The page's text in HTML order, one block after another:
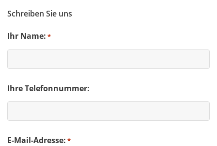
Schreiben Sie uns
Ihr Name: *
Ihre Telefonnummer:
E-Mail-Adresse: *